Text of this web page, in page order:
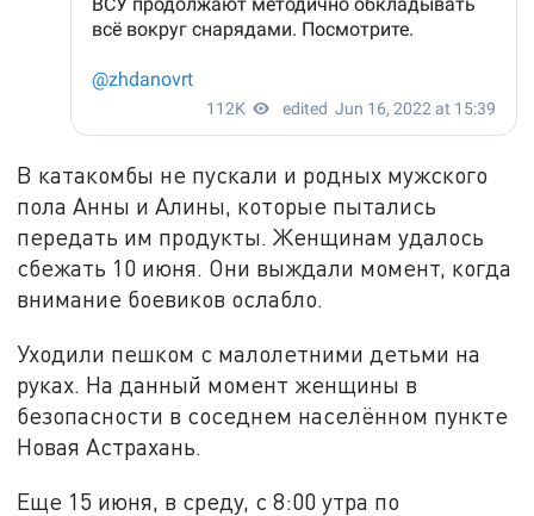
В катакомбы не пускали и родных мужского
пола Анны и Алины, которые пытались
передать им продукты. Женщинам удалось
сбежать 10 июня. Они выждали момент, когда
внимание боевиков ослабло.
Уходили пешком с малолетними детьми на
руках. На данный момент женщины в
безопасности в соседнем населённом пункте
Новая Астрахань.
Еще 15 июня, в среду, с 8:00 утра по